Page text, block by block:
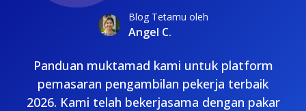
Blog Tetamu oleh
Angel C.
Panduan muktamad kami untuk platform
pemasaran pengambilan pekerja terbaik
2026. Kami telah bekerjasama dengan pakar